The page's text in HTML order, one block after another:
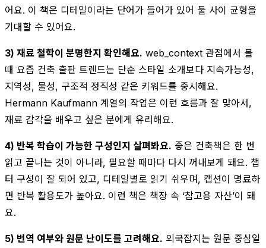
어요. 이 책은 디테일이라는 단어가 들어가 있어 둘 사이 균형을
기대할 수 있어요.
3) 재료 철학이 분명한지 확인해요. web_context 관점에서 볼
때 요즘 건축 출판 트렌드는 단순 스타일 소개보다 지속가능성,
지역성, 물성, 구조적 정직성 같은 키워드를 중시해요.
Hermann Kaufmann 계열의 작업은 이런 흐름과 잘 맞아서,
재료 감각을 배우고 싶은 분에게 유리해요.
4) 반복 학습이 가능한 구성인지 살펴봐요. 좋은 건축책은 한 번
읽고 끝나는 것이 아니라, 필요할 때마다 다시 꺼내보게 돼요. 챕
터 구성이 잘 되어 있고, 디테일별로 읽기 쉬우며, 캡션이 명료하
면 반복 활용도가 높아요. 이런 책은 책장 속 ‘참고용 자산’이 돼
요.
5) 번역 여부와 원문 난이도를 고려해요. 외국잡지는 원문 중심일